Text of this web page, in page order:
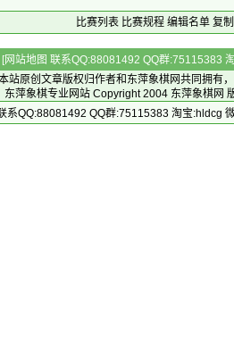
比赛列表 比赛规程 编辑名单 复
网站地图 联系QQ:88081492 QQ群:75115383
站原创文章版权归作者和 东萍象棋网共同拥有
东萍象棋专业网站 Copyright 2004 东萍象棋网
系QQ:88081492 QQ群:75115383 淘宝:hldcg